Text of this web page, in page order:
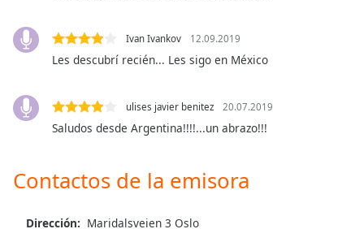
Opacity
Font
Size
Edge
Ivan Ivankov 12.09.2019
Les descubrí recién... Les sigo en México
ulises javier benitez 20.07.2019
Saludos desde Argentina!!!!...un abrazo!!!
Contactos de la emisora
Dirección: Maridalsveien 3 Oslo